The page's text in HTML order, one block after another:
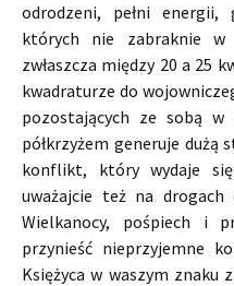
odrodzeni, pełni energii,
których nie zabraknie w
zwłaszcza między 20 a 25
kwadraturze do
pozostających ze sobą w
półkrzyżem generuje dużą
konflikt, który wydaje
uważajcie też na drogach
Wielkanocy, pośpiech i
przynieść nieprzyjemne
Księżyca w waszym znaku